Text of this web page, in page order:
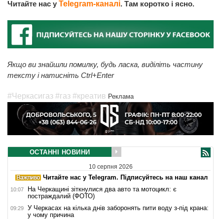
Читайте нас у Telegram-каналі. Там коротко і ясно.
Якщо ви знайшли помилку, будь ласка, виділіть частину
тексту і натисніть Ctrl+Enter
#Черкасигаз #газ #креатив Реклама
ОСТАННІ НОВИНИ
10 серпня 2026
Читайте нас у Telegram. Підписуйтесь на наш канал
10:07
На Черкащині зіткнулися два авто та мотоцикл: є
постраждалий (ФОТО)
09:29
У Черкасах на кілька днів заборонять пити воду з-під крана:
у чому причина